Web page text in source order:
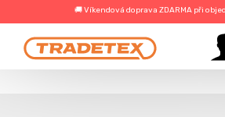
🚚 Víkendová doprava ZDARMA při